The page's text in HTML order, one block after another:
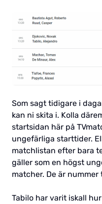
Som sagt tidigare i
kan ni skita i. Kolla
startsidan här på
ungefärliga starttider.
matchlistan efter bara
gäller som en högst
matcher. De är nummer
Tabilo har varit iskall